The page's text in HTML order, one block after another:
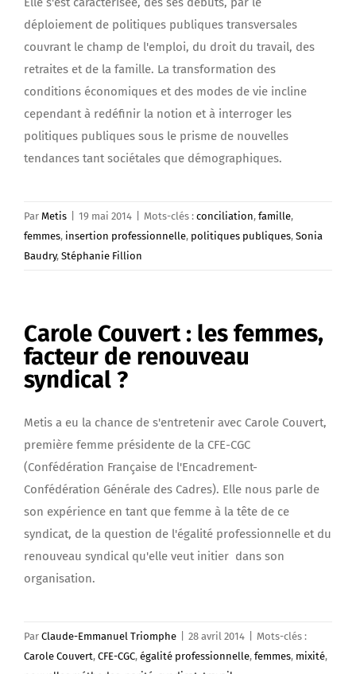
déploiement de politiques publiques transversales
couvrant le champ de l'emploi, du droit du travail, des
retraites et de la famille. La transformation des
conditions économiques et des modes de vie incline
cependant à redéfinir la notion et à interroger les
politiques publiques sous le prisme de nouvelles
tendances tant sociétales que démographiques.
Par Metis 19 mai 2014 Mots-clés : conciliation, famille,
femmes, insertion professionnelle, politiques publiques, Sonia
Baudry, Stéphanie Fillion
Carole Couvert : les femmes,
facteur de renouveau
syndical ?
Metis a eu la chance de s'entretenir avec Carole Couvert,
première femme présidente de la CFE-CGC
(Confédération Française de l'Encadrement-
Confédération Générale des Cadres). Elle nous parle de
son expérience en tant que femme à la tête de ce
syndicat, de la question de l'égalité professionnelle et du
renouveau syndical qu'elle veut initier dans son
organisation.
Par Claude-Emmanuel Triomphe 28 avril 2014
Mots-clés :
Carole Couvert, CFE-CGC, égalité professionnelle, femmes, mixité,